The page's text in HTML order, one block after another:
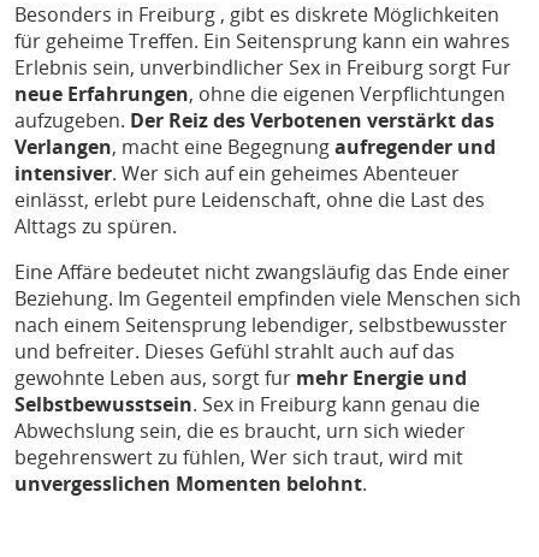
Besonders in Freiburg , gibt es diskrete Möglichkeiten
für geheime Treffen. Ein Seitensprung kann ein wahres
Erlebnis sein, unverbindlicher Sex in Freiburg sorgt Fur
neue Erfahrungen, ohne die eigenen Verpflichtungen
aufzugeben. Der Reiz des Verbotenen verstärkt das
Verlangen, macht eine Begegnungaufregender und
intensiver. Wer sich auf ein geheimes Abenteuer
einlässt, erlebt pure Leidenschaft, ohne die Last des
Alttags zu spüren.
Eine Affäre bedeutet nicht zwangsläufig das Ende einer
Beziehung. Im Gegenteil empfinden viele Menschen sich
nach einem Seitensprung lebendiger, selbstbewusster
und befreiter. Dieses Gefühl strahlt auch auf das
gewohnte Leben aus, sorgt fur mehr Energie und
Selbstbewusstsein. Sex in Freiburg kann genau die
Abwechslung sein, die es braucht, urn sich wieder
begehrenswert zu fühlen, Wer sich traut, wird mit
unvergesslichen Momenten belohnt.